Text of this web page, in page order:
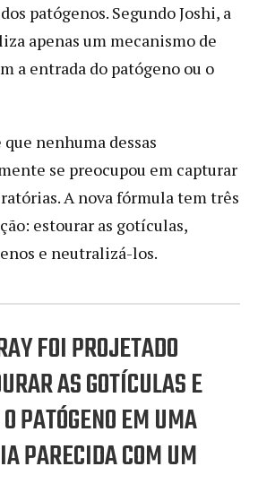
patógenos. Segundo Joshi, a
apenas um mecanismo de
a entrada do patógeno ou o
nenhuma dessas
se preocupou em capturar
A nova fórmula tem três
estourar as gotículas,
e neutralizá-los.
FOI PROJETADO
AS GOTÍCULAS E
PATÓGENO EM UMA
PARECIDA COM UM